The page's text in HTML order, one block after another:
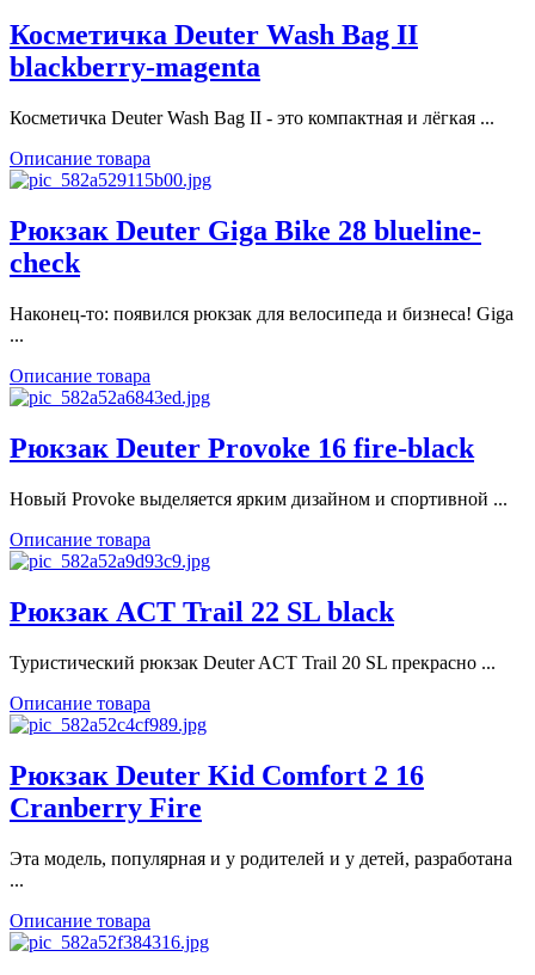
Косметичка Deuter Wash Bag II
blackberry-magenta
Косметичка Deuter Wash Bag II - это компактная и лёгкая ...
Описание товара
Рюкзак Deuter Giga Bike 28 blueline-
check
Наконец-то: появился рюкзак для велосипеда и бизнеса! Giga
...
Описание товара
Рюкзак Deuter Provoke 16 fire-black
Новый Provoke выделяется ярким дизайном и спортивной ...
Описание товара
Рюкзак ACT Trail 22 SL black
Туристический рюкзак Deuter ACT Trail 20 SL прекрасно ...
Описание товара
Рюкзак Deuter Kid Comfort 2 16
Cranberry Fire
Эта модель, популярная и у родителей и у детей, разработана
...
Описание товара